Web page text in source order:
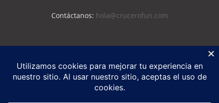
Contáctanos: hola@crucerofun.com